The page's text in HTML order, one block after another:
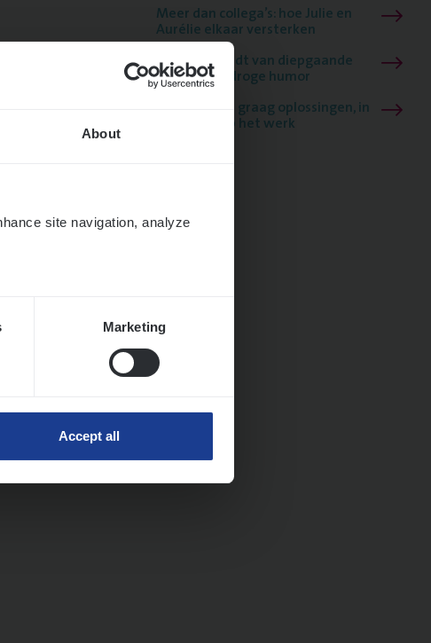
About
site navigation, analyze
Marketing
Accept all
Meer dan collega’s: hoe Julie en
Aurélie elkaar versterken
Mathias houdt van diepgaande
dossiers én droge humor
Thalia zoekt graag oplossingen, in
games én op het werk